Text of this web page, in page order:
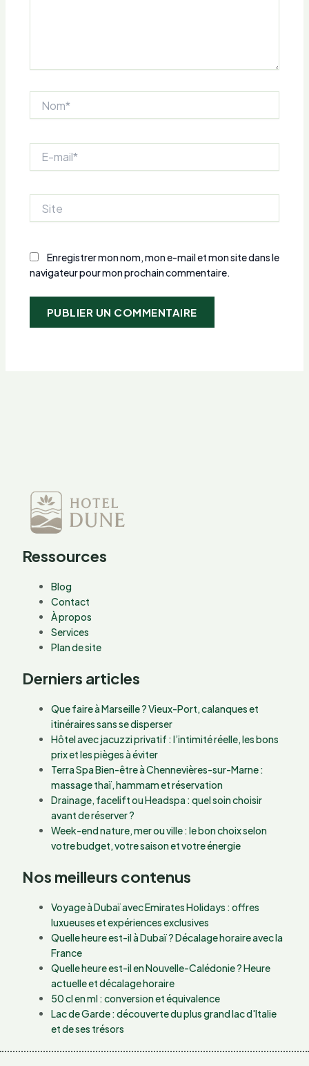
mail*
Enregistrer mon nom, mon e-mail et mon site dans le
navigateur pour mon prochain commentaire.
Ressources
Blog
Contact
À propos
Services
Plan de site
Derniers articles
Que faire à Marseille ? Vieux-Port, calanques et
itinéraires sans se disperser
Hôtel avec jacuzzi privatif : l’intimité réelle, les bons
prix et les pièges à éviter
Terra Spa Bien-être à Chennevières-sur-Marne :
massage thaï, hammam et réservation
Drainage, facelift ou Headspa : quel soin choisir
avant de réserver ?
Week-end nature, mer ou ville : le bon choix selon
votre budget, votre saison et votre énergie
Nos meilleurs contenus
Voyage à Dubaï avec Emirates Holidays : offres
luxueuses et expériences exclusives
Quelle heure est-il à Dubaï ? Décalage horaire avec la
France
Quelle heure est-il en Nouvelle-Calédonie ? Heure
actuelle et décalage horaire
50 cl en ml : conversion et équivalence
Lac de Garde : découverte du plus grand lac d'Italie
et de ses trésors